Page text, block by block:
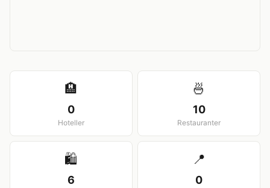
🏨
0
Hoteller
🍜
10
Restauranter
🛍️
6
📍
0